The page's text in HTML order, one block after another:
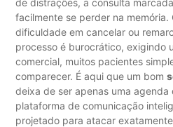
de distrações, a consulta
facilmente se perder na
dificuldade em cancelar ou
processo é burocrático, exigindo
comercial, muitos pacientes
comparecer. É aqui que um bom
deixa de ser apenas uma agenda
plataforma de comunicação
projetado para atacar